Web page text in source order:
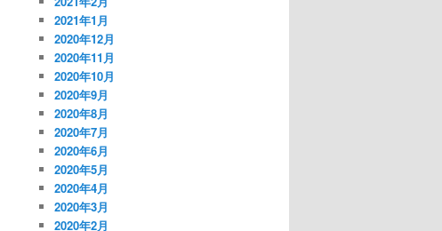
2021年1月
2020年12月
2020年11月
2020年10月
2020年9月
2020年8月
2020年7月
2020年6月
2020年5月
2020年4月
2020年3月
2020年2月